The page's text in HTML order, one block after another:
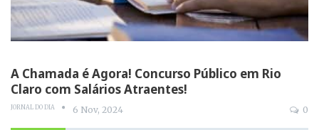
A Chamada é Agora! Concurso Público em Rio
Claro com Salários Atraentes!
JORNAL DO DIA 6 Nov, 2024 0